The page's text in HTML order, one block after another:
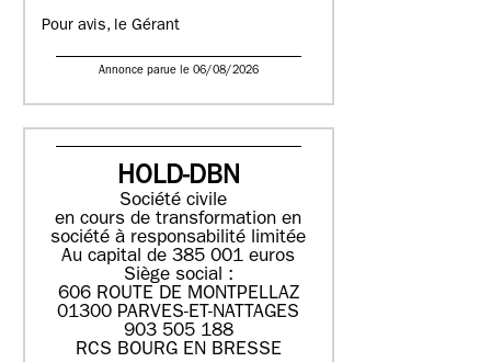
Pour avis, le Gérant
Annonce parue le 06/08/2026
HOLD-DBN
Société civile
en cours de transformation en
société à responsabilité limitée
Au capital de 385 001 euros
Siège social :
606 ROUTE DE MONTPELLAZ
01300 PARVES-ET-NATTAGES
903 505 188
RCS BOURG EN BRESSE